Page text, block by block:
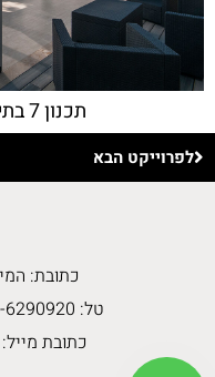
תכנון 7 בתי מגורים, זכרון יעקב
לפרוייקט הבא
כתובת: המייסדים
טל: 6290920
כתובת מייל: